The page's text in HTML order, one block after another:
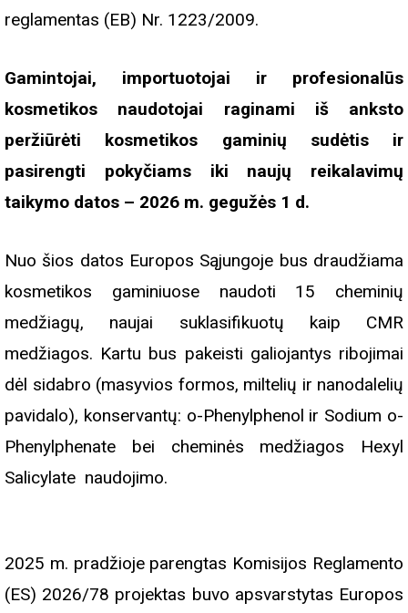
reglamentas (EB) Nr. 1223/2009.
Gamintojai, importuotojai ir profesionalūs
kosmetikos naudotojai raginami iš anksto
peržiūrėti kosmetikos gaminių sudėtis ir
pasirengti pokyčiams iki naujų reikalavimų
taikymo datos – 2026 m. gegužės 1 d.
Nuo šios datos Europos Sąjungoje bus draudžiama
kosmetikos gaminiuose naudoti 15 cheminių
medžiagų, naujai suklasifikuotų kaip CMR
medžiagos. Kartu bus pakeisti galiojantys ribojimai
dėl sidabro (masyvios formos, miltelių ir nanodalelių
pavidalo), konservantų: o-Phenylphenol ir Sodium o-
Phenylphenate bei cheminės medžiagos Hexyl
Salicylate naudojimo.
2025 m. pradžioje parengtas Komisijos Reglamento
(ES) 2026/78 projektas buvo apsvarstytas Europos